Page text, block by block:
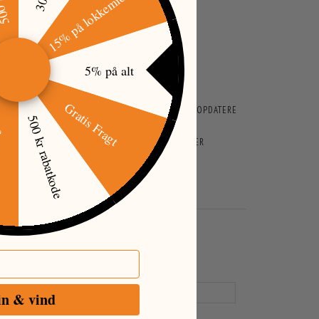
BESTRÆBER VI OS PÅ HURTIGST MULIGT AT OPDATERE
TEKSTER KAN VÆRE AUTOGENEREREDE ELLER
15% på lokkemiddel
5% på alt
Gratis Fragt
500 kr rabatkode
& vind